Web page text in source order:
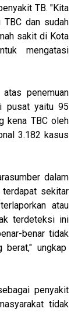
TB. "Kita
dan sudah
sakit di Kota
mengatasi
atas penemuan
pusat yaitu 95
kena TBC oleh
3.182 kasus
dalam
sekitar
atau
terdeteksi ini
benar tidak
berat," ungkap
penyakit
tidak